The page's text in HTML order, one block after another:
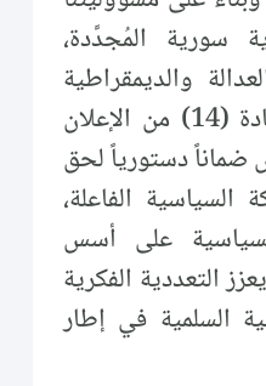
سورية المُجدَّدة،
والديمقراطية
والتعددية، يُرحب بالمادة (14) من الإعلان
ضماناً دستورياً لحق
السياسية الفاعلة،
على أسس
التعددية الفكرية
السلمية في إطار